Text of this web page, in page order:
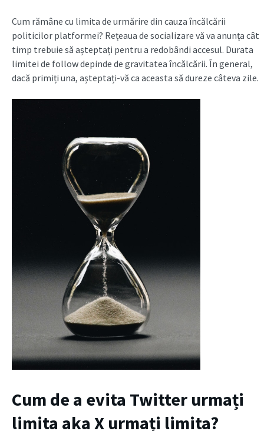
Cum rămâne cu limita de urmărire din cauza încălcării
politicilor platformei? Rețeaua de socializare vă va anunța cât
timp trebuie să așteptați pentru a redobândi accesul. Durata
limitei de follow depinde de gravitatea încălcării. În general,
dacă primiți una, așteptați-vă ca aceasta să dureze câteva zile.
Cum de a evita Twitter urmați
limita aka X urmați limita?